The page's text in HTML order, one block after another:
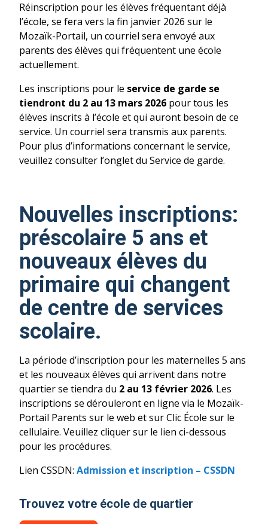
Réinscription pour les élèves fréquentant déjà
l’école, se fera vers la fin janvier 2026 sur le
Mozaïk-Portail, un courriel sera envoyé aux
parents des élèves qui fréquentent une école
actuellement.
Les inscriptions pour le service de garde se
tiendront du 2 au 13 mars 2026 pour tous les
élèves inscrits à l’école et qui auront besoin de ce
service. Un courriel sera transmis aux parents.
Pour plus d’informations concernant le service,
veuillez consulter l’onglet du Service de garde.
Nouvelles inscriptions:
préscolaire 5 ans et
nouveaux élèves du
primaire qui changent
de centre de services
scolaire.
La période d’inscription pour les maternelles 5 ans
et les nouveaux élèves qui arrivent dans notre
quartier se tiendra du 2 au 13 février 2026. Les
inscriptions se dérouleront en ligne via le Mozaïk-
Portail Parents sur le web et sur Clic École sur le
cellulaire. Veuillez cliquer sur le lien ci-dessous
pour les procédures.
Lien CSSDN: Admission et inscription – CSSDN
Trouvez votre école de quartier